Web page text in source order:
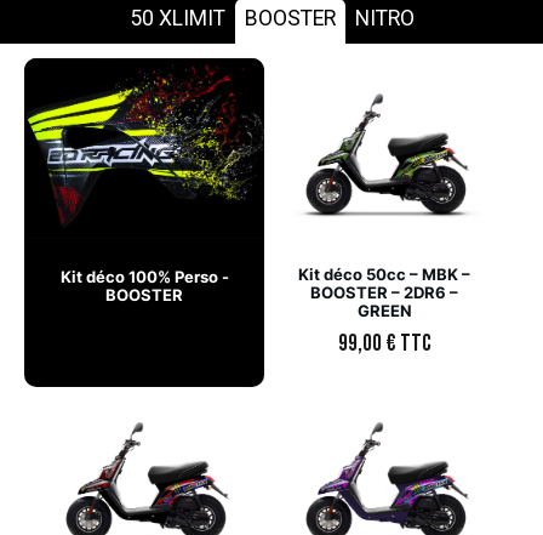
50 XLIMIT BOOSTER NITRO
Kit déco 100% Perso -
BOOSTER
Kit déco 50cc – MBK –
BOOSTER – 2DR6 –
GREEN
99,00€ TTC